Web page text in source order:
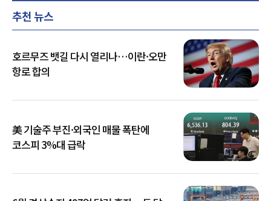
추천 뉴스
호르무즈 뱃길 다시 열리나…이란·오만
항로 합의
美 기술주 부진·외국인 매물 폭탄에
코스피 3%대 급락